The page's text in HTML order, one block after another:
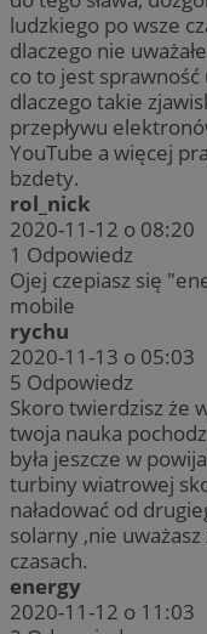
ludzkiego po wsze
dlaczego nie
co to jest sprawność
dlaczego takie
przepływu
YouTube a więcej
bzdety.
rol_nick
2020-11-12 o 08:20
1 Odpowiedz
Ojej czepiasz się
mobile
rychu
2020-11-13 o 05:03
5 Odpowiedz
Skoro twierdzisz że
twoja nauka
była jeszcze w
turbiny wiatrowej
naładować od
solarny ,nie
czasach.
energy
2020-11-12 o 11:03